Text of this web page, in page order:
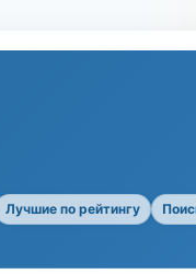
Лучшие по рейтингу